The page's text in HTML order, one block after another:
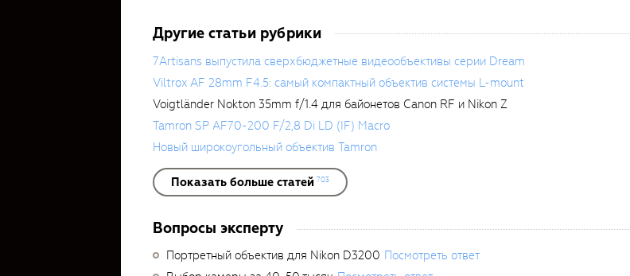
Другие статьи рубрики
7Artisans выпустила сверхбюджетные видеообъективы серии Dream
Viltrox AF 28mm F4.5: самый компактный объектив системы L-mount
Voigtländer Nokton 35mm f/1.4 для байонетов Canon RF и Nikon Z
Tamron SP AF70-200 F/2,8 Di LD (IF) Macro
Новый широкоугольный объектив Tamron
Показать больше статей 703
Вопросы эксперту
Портретный объектив для Nikon D3200 Посмотреть ответ